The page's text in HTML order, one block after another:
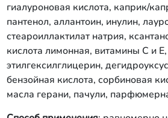
гиалуроновая кислота, каприк/
пантенол, аллантоин, инулин,
стеароиллактилат натрия,
кислота лимонная, витамины С и
этилгексилглицерин,
бензойная кислота, сорбиновая
масла герани, пачули,